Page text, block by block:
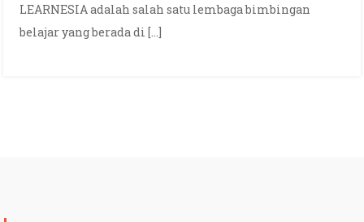
LEARNESIA adalah salah satu lembaga bimbingan
belajar yang berada di […]